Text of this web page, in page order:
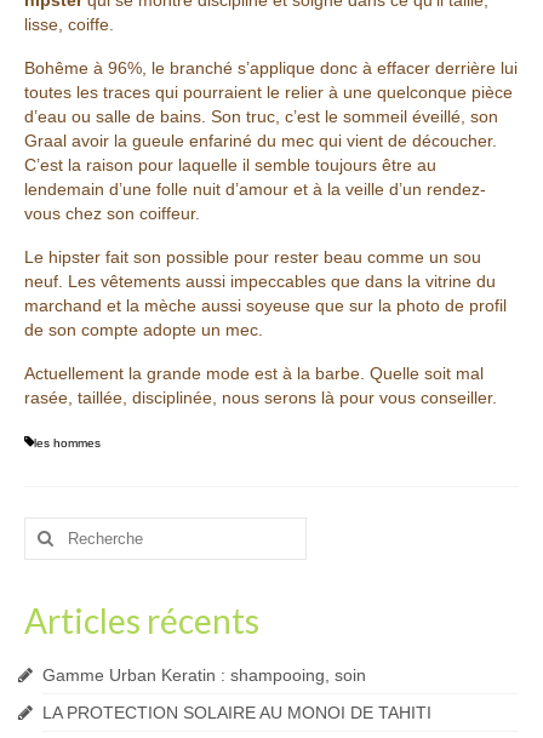
lisse, coiffe.
Bohême à 96%, le branché s’applique donc à effacer derrière lui
toutes les traces qui pourraient le relier à une quelconque pièce
d’eau ou salle de bains. Son truc, c’est le sommeil éveillé, son
Graal avoir la gueule enfariné du mec qui vient de découcher.
C’est la raison pour laquelle il semble toujours être au
lendemain d’une folle nuit d’amour et à la veille d’un rendez-
vous chez son coiffeur.
Le hipster fait son possible pour rester beau comme un sou
neuf. Les vêtements aussi impeccables que dans la vitrine du
marchand et la mèche aussi soyeuse que sur la photo de profil
de son compte adopte un mec.
Actuellement la grande mode est à la barbe. Quelle soit mal
rasée, taillée, disciplinée, nous serons là pour vous conseiller.
les hommes
Rechercher
Articles récents
Gamme Urban Keratin : shampooing, soin
LA PROTECTION SOLAIRE AU MONOI DE TAHITI